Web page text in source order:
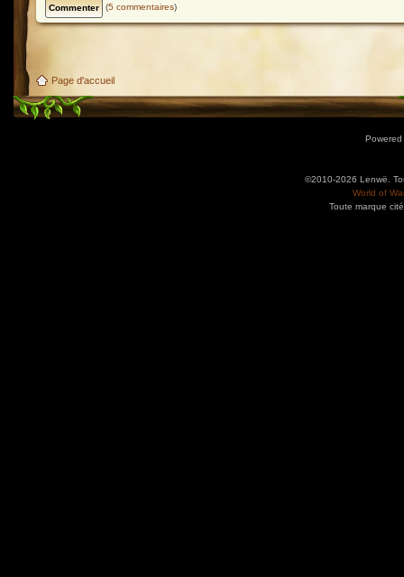
(5 commentaires)
Page d'accueil
©2010-2026 Lenwë.
World of
Toute marque